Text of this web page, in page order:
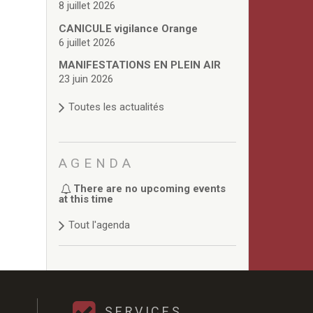
8 juillet 2026
CANICULE vigilance Orange
6 juillet 2026
MANIFESTATIONS EN PLEIN AIR
23 juin 2026
Toutes les actualités
AGENDA
There are no upcoming events
at this time
Tout l'agenda